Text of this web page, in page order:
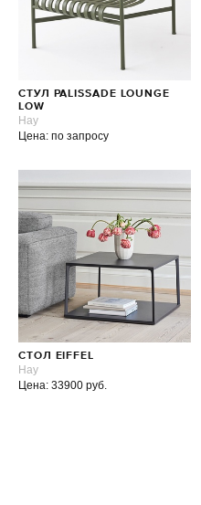
СТУЛ PALISSADE LOUNGE
LOW
Hay
Цена: по запросу
СТОЛ EIFFEL
Hay
Цена: 33900 руб.